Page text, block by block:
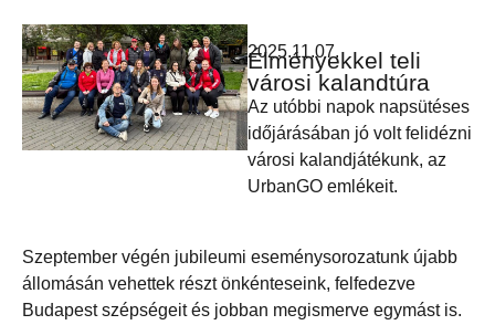
2025.11.07.
Élményekkel teli
városi kalandtúra
Az utóbbi napok napsütéses
időjárásában jó volt felidézni
városi kalandjátékunk, az
UrbanGO emlékeit.
Szeptember végén jubileumi eseménysorozatunk újabb
állomásán vehettek részt önkénteseink, felfedezve
Budapest szépségeit és jobban megismerve egymást is.